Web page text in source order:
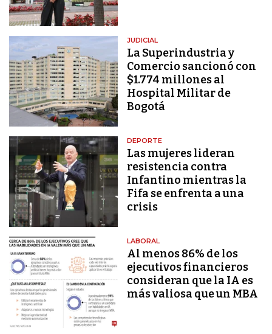
JUDICIAL
La Superindustria y
Comercio sancionó con
$1.774 millones al
Hospital Militar de
Bogotá
DEPORTE
Las mujeres lideran
resistencia contra
Infantino mientras la
Fifa se enfrenta a una
crisis
LABORAL
Al menos 86% de los
ejecutivos financieros
consideran que la IA es
más valiosa que un MBA